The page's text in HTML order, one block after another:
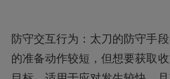
防守交互行为：太刀的防守手
的准备动作较短，但想要获取